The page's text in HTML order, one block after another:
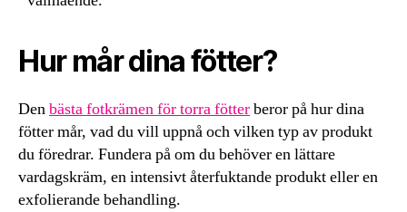
Hur mår dina fötter?
Denbästa fotkrämen för torra fötterberor på hur dina
fötter mår, vad du vill uppnå och vilken typ av produkt
du föredrar. Fundera på om du behöver en lättare
vardagskräm, en intensivt återfuktande produkt eller en
exfolierande behandling.